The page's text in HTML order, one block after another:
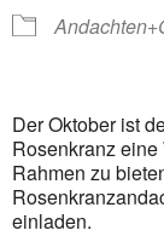
Der Oktober ist
Rosenkranz
Rahmen zu
einladen.